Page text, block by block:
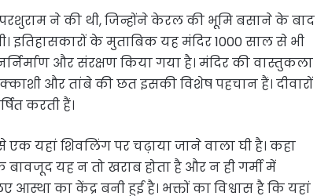
ने की थी, जिन्होंने केरल की भूमि बसाने के बाद
इतिहासकारों के मुताबिक यह मंदिर 1000 साल से भी
और संरक्षण किया गया है। मंदिर की वास्तुकला
और तांबे की छत इसकी विशेष पहचान हैं। दीवारों
करती हैं।
यहां शिवलिंग पर चढ़ाया जाने वाला घी है। कहा
बावजूद यह न तो खराब होता है और न ही गर्मी में
आस्था का केंद्र बनी हुई है। भक्तों का विश्वास है कि यहां